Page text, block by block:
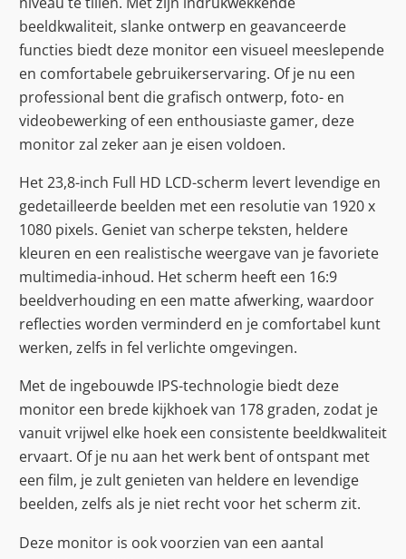
beeldkwaliteit, slanke ontwerp en geavanceerde
functies biedt deze monitor een visueel meeslepende
en comfortabele gebruikerservaring. Of je nu een
professional bent die grafisch ontwerp, foto- en
videobewerking of een enthousiaste gamer, deze
monitor zal zeker aan je eisen voldoen.
Het 23,8-inch Full HD LCD-scherm levert levendige en
gedetailleerde beelden met een resolutie van 1920 x
1080 pixels. Geniet van scherpe teksten, heldere
kleuren en een realistische weergave van je favoriete
multimedia-inhoud. Het scherm heeft een 16:9
beeldverhouding en een matte afwerking, waardoor
reflecties worden verminderd en je comfortabel kunt
werken, zelfs in fel verlichte omgevingen.
Met de ingebouwde IPS-technologie biedt deze
monitor een brede kijkhoek van 178 graden, zodat je
vanuit vrijwel elke hoek een consistente beeldkwaliteit
ervaart. Of je nu aan het werk bent of ontspant met
een film, je zult genieten van heldere en levendige
beelden, zelfs als je niet recht voor het scherm zit.
Deze monitor is ook voorzien van een aantal